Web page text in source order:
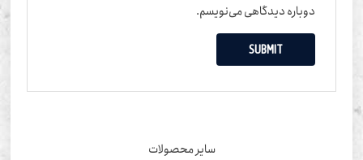
دوباره دیدگاهی می‌نویسم.
سایر محصولات